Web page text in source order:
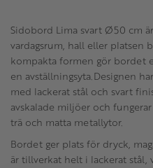
Sidobord Lima svart Ø50 cm
vardagsrum, hall eller platsen
kompakta formen gör bordet
en avställningsyta.Designen
med lackerat stål och svart
avskalade miljöer och
trä och matta metallytor.
Bordet ger plats för dryck,
är tillverkat helt i lackerat